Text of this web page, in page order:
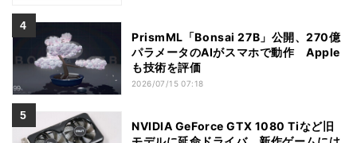
PrismML「Bonsai 27B」公開、270億
パラメータのAIがスマホで動作 Apple
も技術を評価
2026/07/15 07:18
NVIDIA GeForce GTX 1080 Tiなど旧